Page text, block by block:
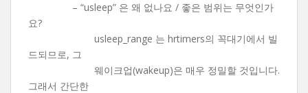
– “usleep” 은 왜 없나요 / 좋은 범위는 무엇인가
요?
usleep_range 는 hrtimers의 꼭대기에서 빌
드되므로, 그
웨이크업(wakeup)은 매우 정밀할 것입니다.
그래서 간단한